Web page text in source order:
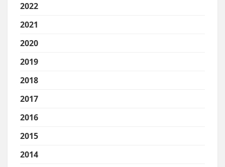
2022
2021
2020
2019
2018
2017
2016
2015
2014